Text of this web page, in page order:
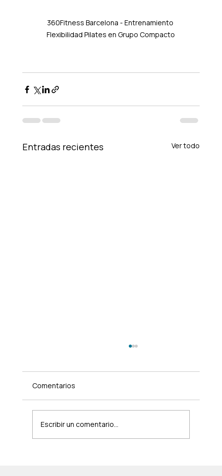
360Fitness Barcelona - Entrenamiento
Flexibilidad Pilates en Grupo Compacto
Entradas recientes Ver todo
Comentarios
Escribir un comentario...